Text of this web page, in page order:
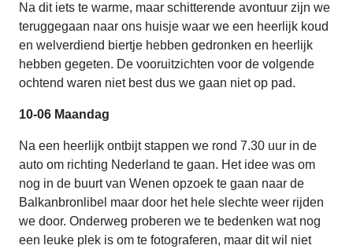
Na dit iets te warme, maar schitterende avontuur zijn we
teruggegaan naar ons huisje waar we een heerlijk koud
en welverdiend biertje hebben gedronken en heerlijk
hebben gegeten. De vooruitzichten voor de volgende
ochtend waren niet best dus we gaan niet op pad.
10-06 Maandag
Na een heerlijk ontbijt stappen we rond 7.30 uur in de
auto om richting Nederland te gaan. Het idee was om
nog in de buurt van Wenen opzoek te gaan naar de
Balkanbronlibel maar door het hele slechte weer rijden
we door. Onderweg proberen we te bedenken wat nog
een leuke plek is om te fotograferen, maar dit wil niet